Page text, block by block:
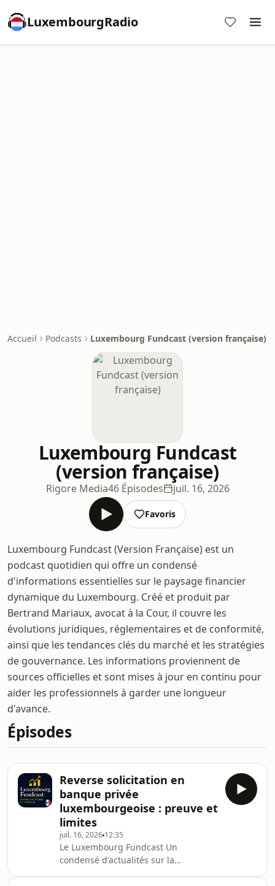
LuxembourgRadio
Accueil Podcasts Luxembourg Fundcast (version française)
Luxembourg Fundcast
(version française)
Rigore Media46 Épisodes juil. 16, 2026
Favoris
Luxembourg Fundcast (Version Française) est un
podcast quotidien qui offre un condensé
d'informations essentielles sur le paysage financier
dynamique du Luxembourg. Créé et produit par
Bertrand Mariaux, avocat à la Cour, il couvre les
évolutions juridiques, réglementaires et de conformité,
ainsi que les tendances clés du marché et les stratégies
de gouvernance. Les informations proviennent de
sources officielles et sont mises à jour en continu pour
aider les professionnels à garder une longueur
d'avance.
Épisodes
Reverse solicitation en
banque privée
luxembourgeoise : preuve et
limites
juil. 16, 2026 12:35
Le Luxembourg Fundcast Un
condensé d'actualités sur la